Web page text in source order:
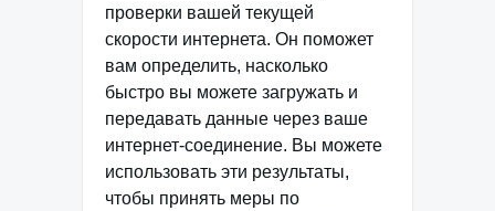
проверки вашей текущей
скорости интернета. Он поможет
вам определить, насколько
быстро вы можете загружать и
передавать данные через ваше
интернет-соединение. Вы можете
использовать эти результаты,
чтобы принять меры по